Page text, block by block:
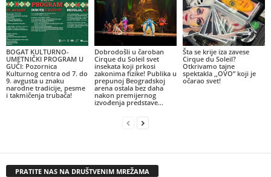
BOGAT KULTURNO-
UMETNIČKI PROGRAM U
GUČI: Pozornica
Kulturnog centra od 7. do
9. avgusta u znaku
narodne tradicije, pesme
i takmičenja trubača!
Dobrodošli u čaroban
Cirque du Soleil svet
insekata koji prkosi
zakonima fizike! Publika u
prepunoj Beogradskoj
arena ostala bez daha
nakon premijernog
izvođenja predstave...
Šta se krije iza zavese
Cirque du Soleil?
Otkrivamo tajne
spektakla ,,OVO” koji je
očarao svet!
PRATITE NAS NA DRUŠTVENIM MREŽAMA